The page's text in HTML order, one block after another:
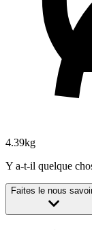
4.39kg
Y a-t-il quelque
Faites le nous